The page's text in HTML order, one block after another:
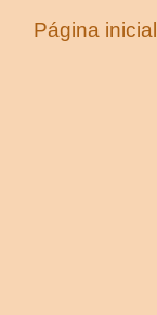
Página inicial